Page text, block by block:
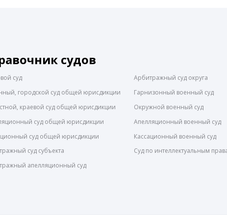
судов
суд
городской суд общей юрисдикции
краевой суд общей юрисдикции
суд общей юрисдикции
суд общей юрисдикции
суд субъекта
апелляционный суд
Арбитражный суд округа
Гарнизонный военный суд
Окружной военный суд
Апелляционный военный суд
Кассационный военный суд
Суд по интеллектуальным